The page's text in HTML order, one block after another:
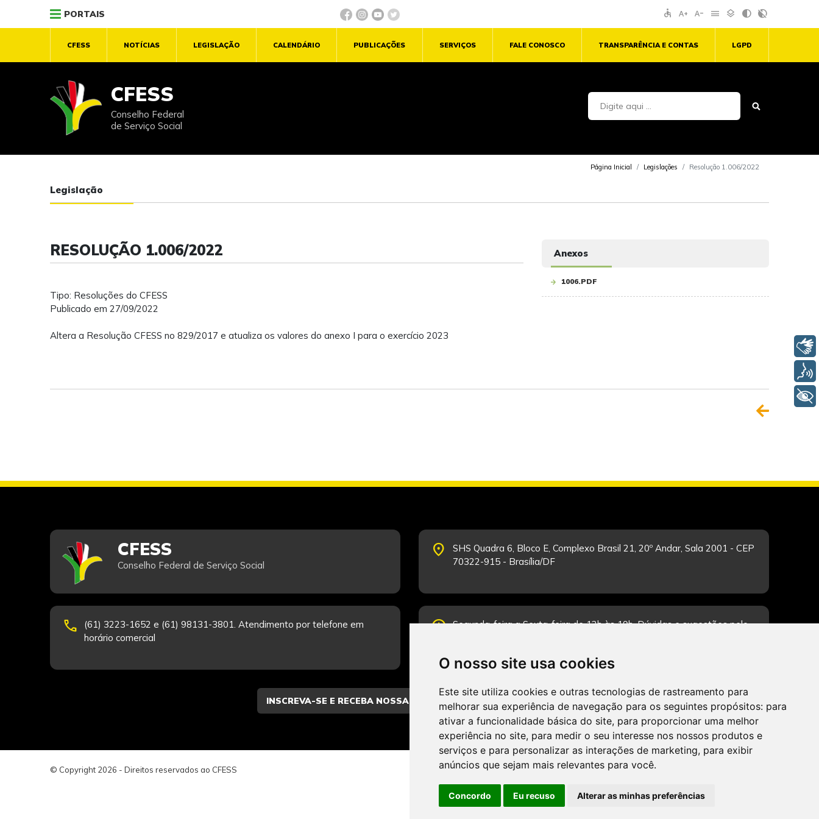
O nosso site usa cookies
Este site utiliza cookies e outras tecnologias de rastreamento para
melhorar sua experiência de navegação para os seguintes propósitos: para
ativar a funcionalidade básica do site, para proporcionar uma melhor
experiência no site, para medir o seu interesse nos nossos produtos e
serviços e para personalizar as interações de marketing, para exibir
anúncios que sejam mais relevantes para você.
Concordo Eu recuso Alterar as minhas preferências
PORTAIS accessible text_increase text_decrease menu layers contrast contrast_rtl_off
CFESS NOTÍCIAS LEGISLAÇÃO CALENDÁRIO PUBLICAÇÕES SERVIÇOS FALE CONOSCO TRANSPARÊNCIA E CONTAS LGPD
CFESS
Conselho Federal
de Serviço Social
Página Inicial Legislações Resolução 1.006/2022
Legislação
RESOLUÇÃO 1.006/2022
Tipo: Resoluções do CFESS
Publicado em 27/09/2022
Altera a Resolução CFESS no 829/2017 e atualiza os valores do anexo I para o exercício 2023
Anexos
1006.PDF
CFESS
Conselho Federal de Serviço Social
place
SHS Quadra 6, Bloco E, Complexo Brasil 21, 20º Andar, Sala 2001 - CEP
70322-915 - Brasília/DF
phone
(61) 3223-1652 e (61) 98131-3801. Atendimento por telefone em
horário comercial
schedule Segunda-feira a Sexta-feira de 12h às 19h. Dúvidas e sugestões pelo
CADASTRAR
© Copyright 2026 - Direitos reservados ao CFESS